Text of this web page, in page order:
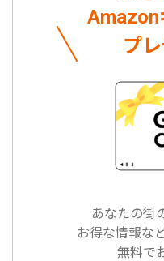
Amazon
プ
あなたの街
お得な情報な
無料で